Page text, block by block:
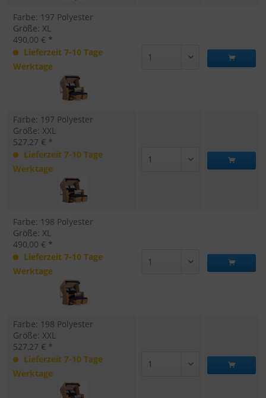
Farbe: 197 Polyester
Größe: XL
490,00 € *
Lieferzeit 7-10 Tage
Werktage
Farbe: 197 Polyester
Größe: XXL
527,27 € *
Lieferzeit 7-10 Tage
Werktage
Farbe: 198 Polyester
Größe: XL
490,00 € *
Lieferzeit 7-10 Tage
Werktage
Farbe: 198 Polyester
Größe: XXL
527,27 € *
Lieferzeit 7-10 Tage
Werktage